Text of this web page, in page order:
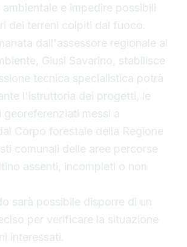
e impedire possibili
dei terreni colpiti dal fuoco.
dall'assessore regionale al
Giusi Savarino, stabilisce
tecnica specialistica potrà
l'istruttoria dei progetti, le
georeferenziati messi a
Corpo forestale della Regione
comunali delle aree percorse
assenti, incompleti o non
sarà possibile disporre di un
per verificare la situazione
interessati.